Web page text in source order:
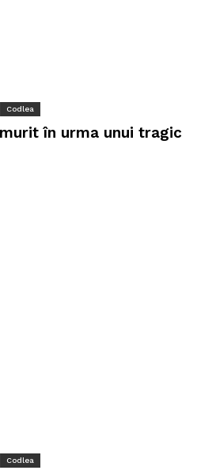
Codlea
în urma unui tragic
Codlea